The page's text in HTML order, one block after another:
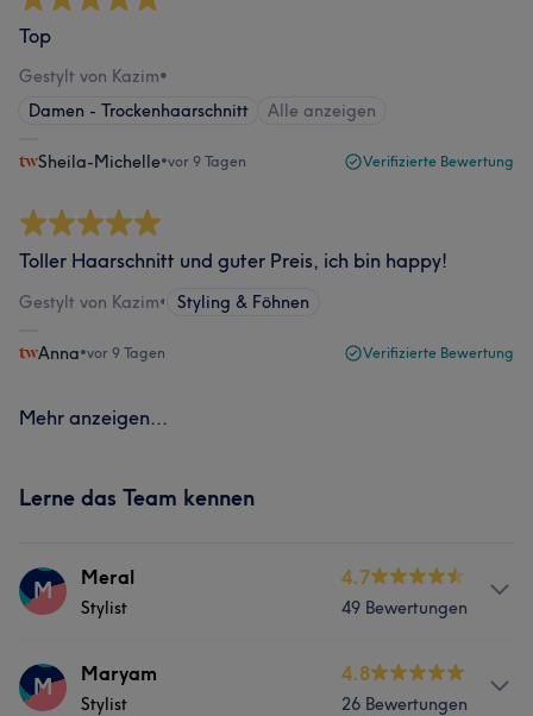
Top
Gestylt von Kazim•
Damen - Trockenhaarschnitt
Alle anzeigen
Sheila-Michelle•vor 9 Tagen Verifizierte Bewertung
Toller Haarschnitt und guter Preis, ich bin happy!
Gestylt von Kazim• Styling & Föhnen
Anna•vor 9 Tagen Verifizierte Bewertung
Mehr anzeigen...
Lerne das Team kennen
M Meral
Stylist
4.7
49 Bewertungen
Services
M Maryam
Stylist
4.8
26 Bewertungen